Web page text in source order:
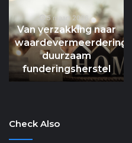
3 maart 2026
Effectief Diepere
Baksteenschade
Repareren
Verankert de
Toekomst
Check Also